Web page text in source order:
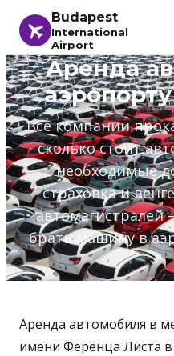
Budapest
International
Airport
Аренда
Все компании
сколько стоит
необходимые
страховка и
брать машину в
Аренда автомобиля в
имени Ференца Листа